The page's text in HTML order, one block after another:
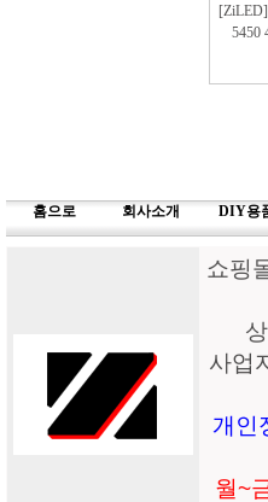
5450
홈으로 회사소개 DIY용
쇼핑
사업
개인
월~